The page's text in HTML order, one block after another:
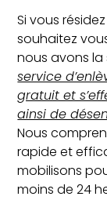
Si vous
souhaitez
nous avons
service
gratuit et
ainsi de
Nous
rapide et
mobilisons
moins de 24